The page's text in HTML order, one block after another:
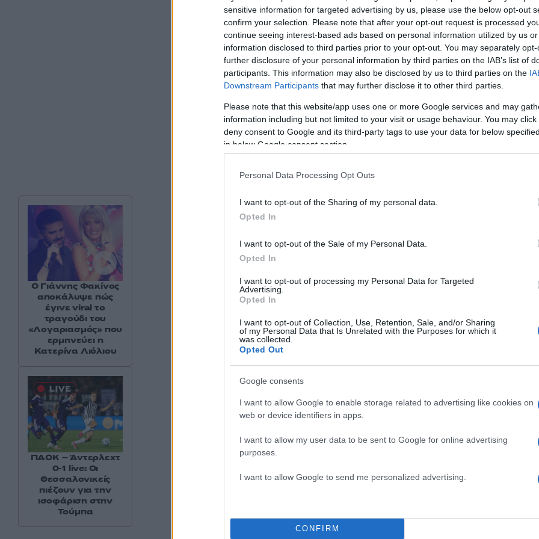
sensitive information for targeted advertising by us, please use the below opt-out
confirm your selection. Please note that after your opt-out request is processed
continue seeing interest-based ads based on personal information utilized by us
information disclosed to third parties prior to your opt-out. You may separately
further disclosure of your personal information by third parties on the IAB’s list of
participants. This information may also be disclosed by us to third parties on the
Downstream Participants that may further disclose it to other third parties.
Please note that this website/app uses one or more Google services and may
information including but not limited to your visit or usage behaviour. You may
deny consent to Google and its third-party tags to use your data for below
in below Google consent section.
Personal Data Processing Opt Outs
I want to opt-out of the Sharing of my personal data.
Opted In
I want to opt-out of the Sale of my Personal Data.
Opted In
I want to opt-out of processing my Personal Data for Targeted
Advertising.
Opted In
I want to opt-out of Collection, Use, Retention, Sale, and/or Sharing
of my Personal Data that Is Unrelated with the Purposes for which it
was collected.
Opted Out
Google consents
I want to allow Google to enable storage related to advertising like cookies on
web or device identifiers in apps.
I want to allow my user data to be sent to Google for online advertising
purposes.
I want to allow Google to send me personalized advertising.
CONFIRM
Σήμερα πονάω λίγο, αλλά ήθελα πολύ να είμαι εδώ. Χρειάστηκε να
κάποια πράγματα διότι έπρεπε να προσέχω, όμως ήθελα να έρθω να
και σας ευχαριστώ πολύ».
Δείτε αυτή τη δημοσίευση στο Instagram.
Ο Γιάννης Φακίνος
αποκάλυψε πώς
έγινε viral το
τραγούδι του
«Λογαριασμός» που
ερμηνεύει η
Κατερίνα Λιόλιου
ΠΑΟΚ – Άντερλεχτ
0-1 live: Οι
Θεσσαλονικείς
πιέζουν για την
ισοφάριση στην
Τούμπα